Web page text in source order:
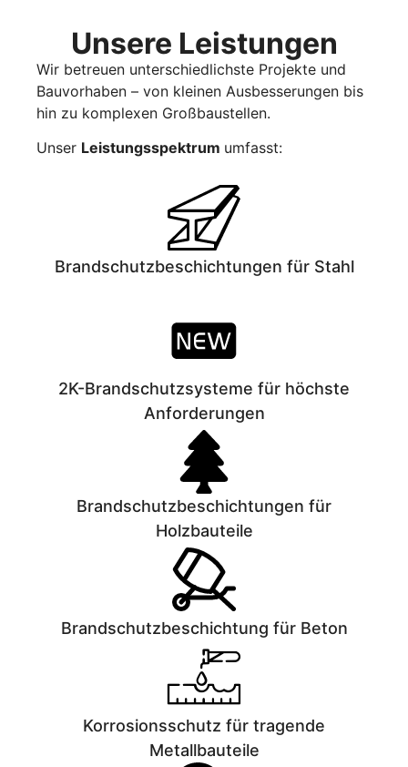
Unsere Leistungen
Wir betreuen unterschiedlichste Projekte und
Bauvorhaben – von kleinen Ausbesserungen bis
hin zu komplexen Großbaustellen.
Unser Leistungsspektrum umfasst:
Brandschutz­beschichtungen für Stahl
2K-Brandschutzsysteme für höchste
Anforderungen
Brandschutz­beschichtungen für
Holzbauteile
Brandschutzbeschichtung für Beton
Korrosionsschutz für tragende
Metallbauteile